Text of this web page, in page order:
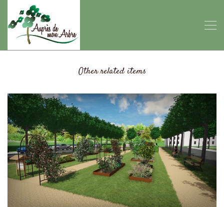
Other related items
Jardins Hôpital Civil à Strasbourg 2